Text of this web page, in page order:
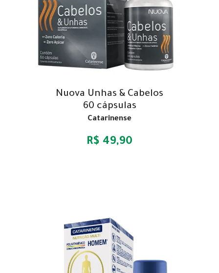
Nuova Unhas & Cabelos
60 cápsulas
Catarinense
R$ 49,90